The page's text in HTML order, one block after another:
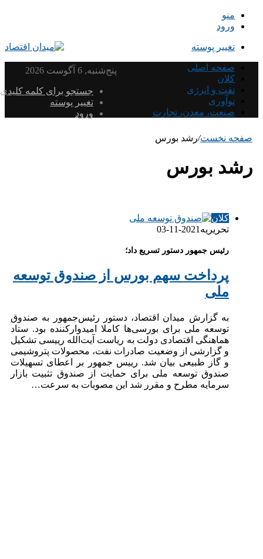
منو
ورود
تغییر پوسته
صفحه اصلی
کلان
نفت و انرژی
نوآوری
صنعت، معدن، تجارت
پنج‌شنبه, 6 آگوست 2026
جستجو برای کلمه کلیدی
تغییر پوسته
ورود
صفحه نخست/رشد بورس
رشد بورس
کلان
تحریریه 2021-11-03
رئیس جمهور دستور تسریع داد؛
پرداخت سهم بورس از صندوق توسعه
ملی
به گزارش میدان اقتصاد، دستور رئیس‌جمهور به صندوق
توسعه ملی برای بورسی‌ها کاملا امیدوارکننده بود. ستاد
هماهنگی اقتصادی دولت به ریاست آیت‌الله رییسی تشکیل
و گزارشی از وضعیت صادرات نفت، محصولات پتروشیمی
و گاز طبیعی بیان شد. رییس جمهور بر اعطای تسهیلات
صندوق توسعه ملی برای حمایت از صندوق تثبیت بازار
سرمایه مطرح و مقرر شد این مصوبات به سرعت…